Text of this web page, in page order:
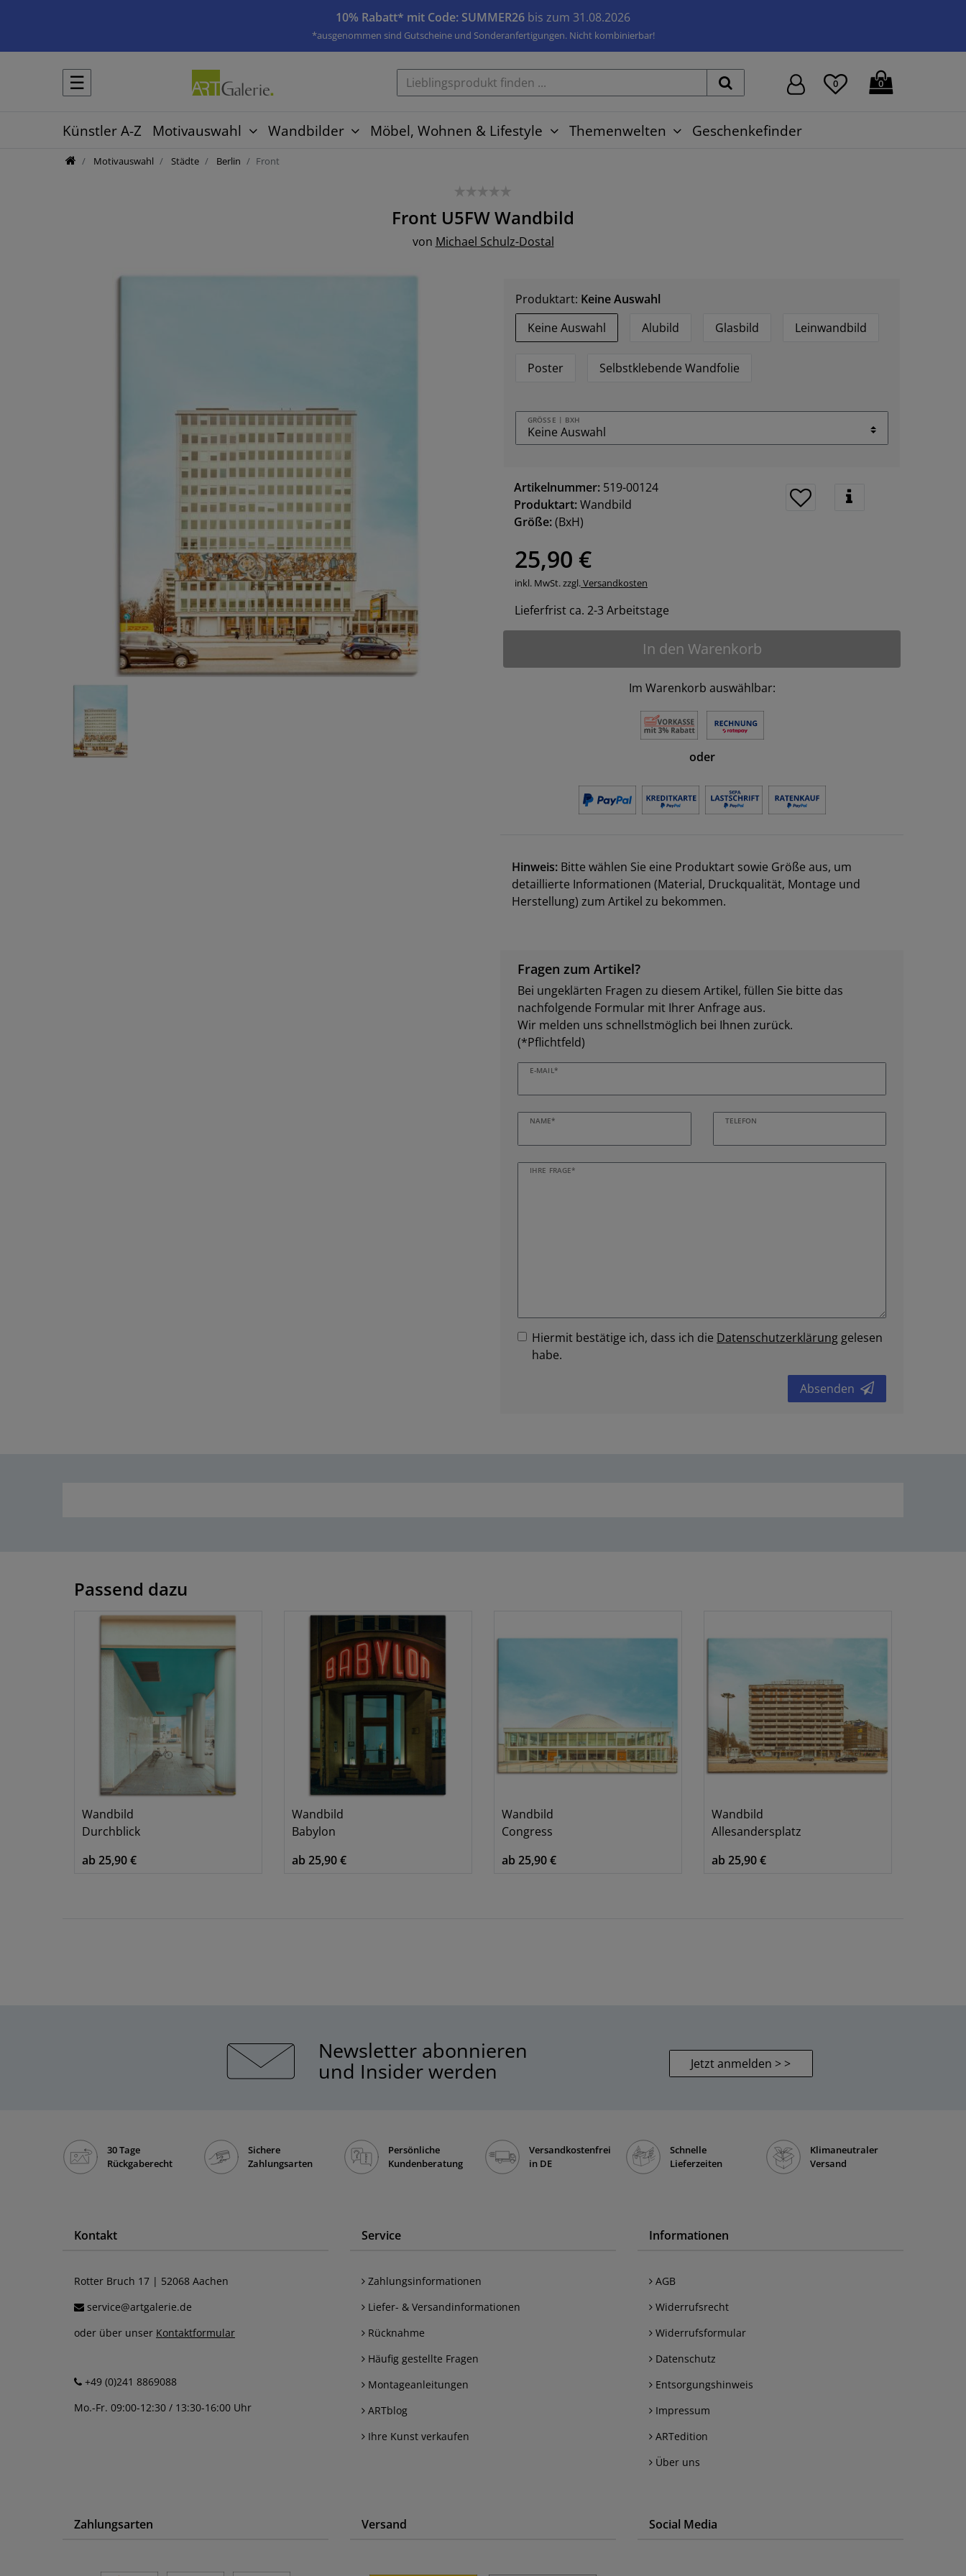
10% Rabatt* mit Code: SUMMER26 bis zum 31.08.2026
*ausgenommen sind Gutscheine und Sonderanfertigungen. Nicht kombinierbar!
☰ 0 0
Künstler A-Z Motivauswahl Wandbilder Möbel, Wohnen & Lifestyle Themenwelten Geschenkefinder
Motivauswahl Städte Berlin Front
Front U5FWWandbild
von Michael Schulz-Dostal
Produktart: Keine Auswahl
Keine Auswahl
Alubild Glasbild Leinwandbild
Poster Selbstklebende Wandfolie
GRÖSSE | BXH
Artikelnummer: 519-00124
Produktart:Wandbild
Größe:(BxH)
25,90 €
inkl. MwSt. zzgl. Versandkosten
Lieferfrist ca. 2-3 Arbeitstage
In den Warenkorb
Im Warenkorb auswählbar:
oder
Hinweis: Bitte wählen Sie eine Produktart sowie Größe aus, um
detaillierte Informationen (Material, Druckqualität, Montage und
Herstellung) zum Artikel zu bekommen.
Fragen zum Artikel?
Bei ungeklärten Fragen zu diesem Artikel, füllen Sie bitte das
nachfolgende Formular mit Ihrer Anfrage aus.
Wir melden uns schnellstmöglich bei Ihnen zurück.
(*Pflichtfeld)
E-MAIL*
NAME* TELEFON
IHRE FRAGE*
Hiermit bestätige ich, dass ich die Daten­schutz­erklärung gelesen
habe.
Absenden
Passend dazu
Wandbild
Durchblick
ab 25,90 €
Wandbild
Babylon
ab 25,90 €
Wandbild
Congress
ab 25,90 €
Wandbild
Allesandersplatz
ab 25,90 €
Newsletter abonnieren
und Insider werden Jetzt anmelden > >
30 Tage
Rückgaberecht
Sichere
Zahlungsarten
Persönliche
Kundenberatung
Versandkostenfrei
in DE
Schnelle
Lieferzeiten
Klimaneutraler
Versand
Kontakt
Rotter Bruch 17 | 52068 Aachen
service@artgalerie.de
oder über unser Kontaktformular
+49 (0)241 8869088
Mo.-Fr. 09:00-12:30 / 13:30-16:00 Uhr
Service
Zahlungsinformationen
Liefer- & Versandinformationen
Rücknahme
Häufig gestellte Fragen
Montageanleitungen
ARTblog
Ihre Kunst verkaufen
Informationen
AGB
Widerrufsrecht
Widerrufsformular
Datenschutz
Entsorgungshinweis
Impressum
ARTedition
Über uns
Zahlungsarten Versand Social Media